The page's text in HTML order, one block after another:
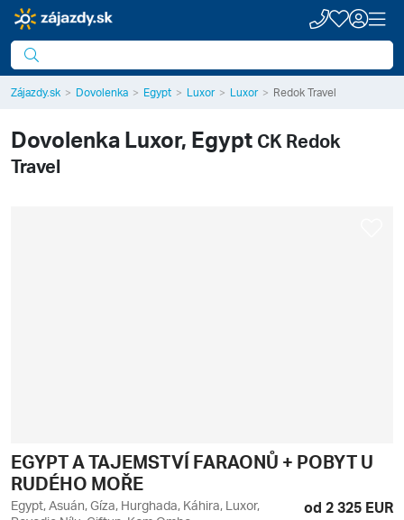
Zájazdy.sk Dovolenka Egypt Luxor Luxor Redok Travel
Dovolenka Luxor, Egypt CK Redok
Travel
EGYPT A TAJEMSTVÍ FARAONŮ + POBYT U
RUDÉHO MOŘE
Egypt, Asuán, Gíza, Hurghada, Káhira, Luxor,
od 2 325 EUR